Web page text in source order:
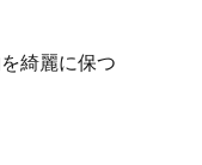
綺麗に保つ